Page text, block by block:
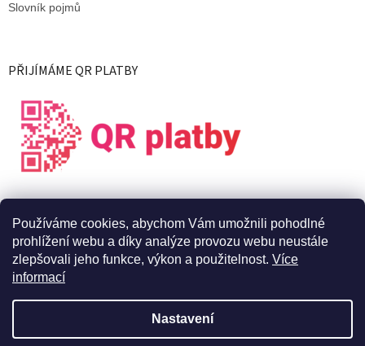
Používáme cookies, abychom Vám umožnili pohodlné
prohlížení webu a díky analýze provozu webu neustále
zlepšovali jeho funkce, výkon a použitelnost. Více
informací
Nastavení
Slovník pojmů
PŘIJÍMÁME QR PLATBY